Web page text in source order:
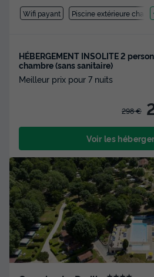
Wifi payant Piscine extérieure
HÉBERGEMENT INSOLITE 2
chambre (sans sanitaire)
Meilleur prix pour 7 nuits
298 €
Voir les